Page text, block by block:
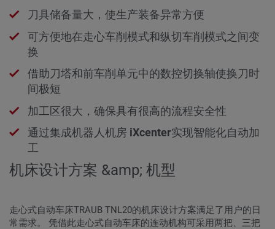
刀具储备量大，使生产装备异常方便
可方便地在走心车削模式和纵切车削模式之间变
换
借助刀塔和前车削单元中的数控切换轴使换刀时
间极短
加工区很大，确保具有很高的流程安全性
通过集成机器人机房 iXcenter实现智能化自动加
工
机床设计方案 &amp; 机型
走心式自动车床TRAUB TNL20的机床设计方案满足了用户的日
常需求。 凭借此走心式自动车床的连动机构可采用两把、三把